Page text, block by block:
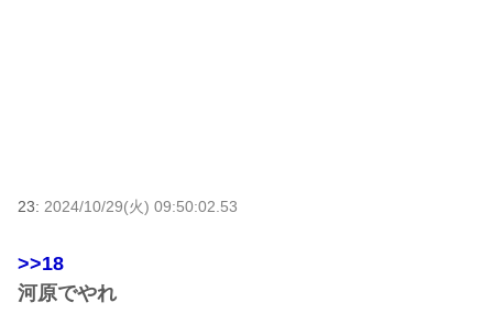
23: 2024/10/29(火) 09:50:02.53
>>18
河原でやれ